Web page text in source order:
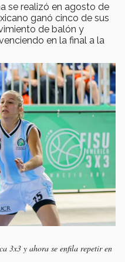
se realizó en agosto de
ganó cinco de sus
de balón y
en la final a la
3x3 y ahora se enfila repetir en